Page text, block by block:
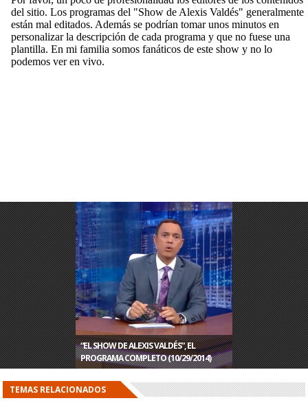
“EL SHOW DE ALEXIS VALDÉS”, EL
PROGRAMA COMPLETO (10/29/2014)
“EL SHOW DE ALEXIS VALDÉS”, EL
PROGRAMA COMPLETO (10/28/2014)
ANNETTE TADDEO VISITA A ALEXIS VALDÉS
EN PLENA CAMPAÑA ELECTORAL
“EL SHOW DE ALEXIS VALDÉS”, EL
PROGRAMA COMPLETO (10/27/2014)
TEMAS RELACIONADOS